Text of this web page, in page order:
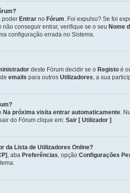
poder Entrar no Fórum. Foi expulso? Se foi
conseguir entrar, verifique se o seu Nome
configuração errada no Sistema.
deste Fórum decidir se o Registo é
emails para outros Utilizadores, a sua
Na próxima visita entrar automaticamente.
do Fórum clique em: Sair [ Utilizador ]
da Lista de Utilizadores Online?
, aba Preferências, opção Configurações